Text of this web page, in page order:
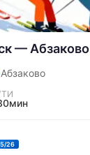
— Абзаково
Абзаково
26